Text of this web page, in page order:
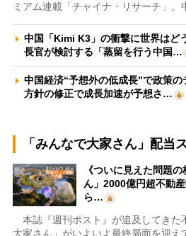
ミアム連載「チャイナ・リサーチ」
中国「Kimi K3」の衝撃に世界は
長官が検討する「蒸留を行う中国…
中国経済“予想外の低成長”で政策
方針の修正で成長加速が予想さ…
「みんなで大家さん」配当
《ついに見えた問題
ん」2000億円超不動
ら…
本誌『週刊ポスト』が追及してきた
大家さん」がいよいよ最終局面を迎え